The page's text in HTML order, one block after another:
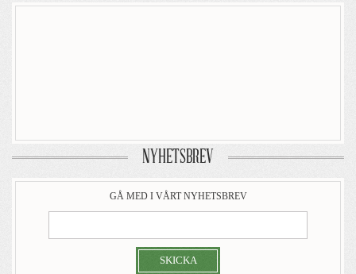
NYHETSBREV
GÅ MED I VÅRT NYHETSBREV
SKICKA